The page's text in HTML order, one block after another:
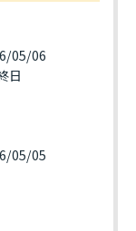
05/06
日
05/05